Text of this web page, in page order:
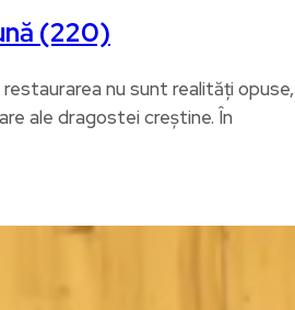
(220)
nu sunt realități opuse,
ale dragostei creștine. În